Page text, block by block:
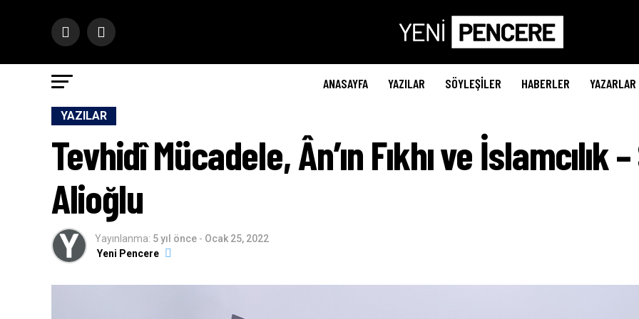
ANASAYFA YAZILAR SÖYLEŞILER HABERLER YAZARLAR
YAZILAR
Tevhidî Mücadele, Ân’ın Fıkhı ve İslamcılık
Alioğlu
Yayınlanma: 5 yıl önce - Ocak 25, 2022
Yeni Pencere